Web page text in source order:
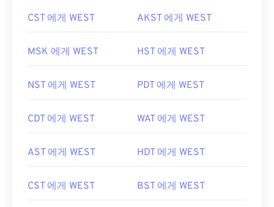
CST 에게 WEST AKST 에게 WEST
MSK 에게 WEST HST 에게 WEST
NST 에게 WEST PDT 에게 WEST
CDT 에게 WEST WAT 에게 WEST
AST 에게 WEST HDT 에게 WEST
CST 에게 WEST BST 에게 WEST